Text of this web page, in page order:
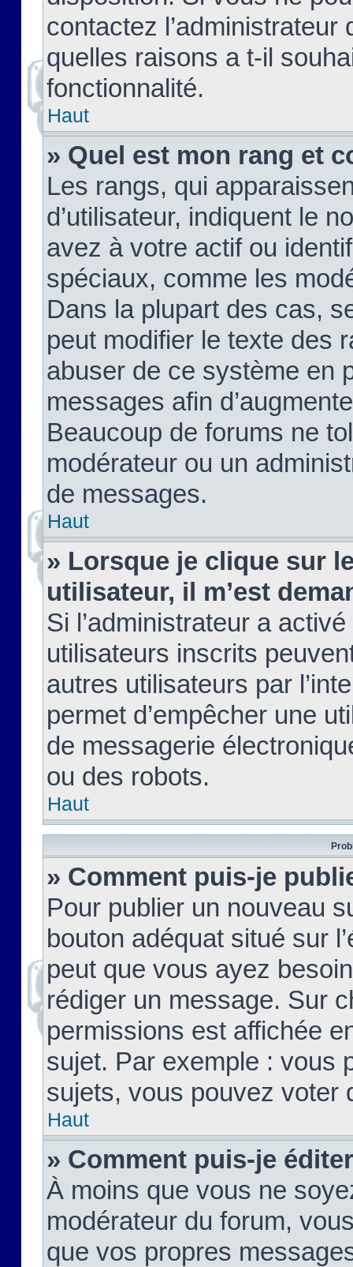
contactez
quelles raisons a t-il
fonctionnalité.
Haut
» Quel est mon rang et
Les rangs, qui
d’utilisateur, indiquent le
avez à votre actif ou
spéciaux, comme les
Dans la plupart des cas,
peut modifier le texte des
abuser de ce système en
messages afin
Beaucoup de forums ne
modérateur ou un
de messages.
Haut
» Lorsque je clique sur
utilisateur, il m’est
Si l’administrateur a
utilisateurs inscrits
autres utilisateurs par
permet d’empêcher une
de messagerie
ou des robots.
Haut
» Comment puis-je
Pour publier un nouveau
bouton adéquat situé sur
peut que vous ayez
rédiger un message. Sur
permissions est affichée
sujet. Par exemple : vous
sujets, vous pouvez voter
Haut
» Comment puis-je
À moins que vous ne
modérateur du forum,
que vos propres